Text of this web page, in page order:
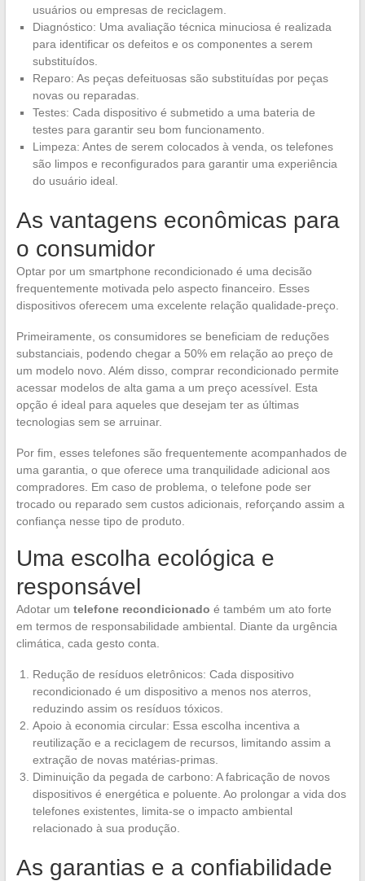
usuários ou empresas de reciclagem.
Diagnóstico: Uma avaliação técnica minuciosa é realizada
para identificar os defeitos e os componentes a serem
substituídos.
Reparo: As peças defeituosas são substituídas por peças
novas ou reparadas.
Testes: Cada dispositivo é submetido a uma bateria de
testes para garantir seu bom funcionamento.
Limpeza: Antes de serem colocados à venda, os telefones
são limpos e reconfigurados para garantir uma experiência
do usuário ideal.
As vantagens econômicas para
o consumidor
Optar por um smartphone recondicionado é uma decisão
frequentemente motivada pelo aspecto financeiro. Esses
dispositivos oferecem uma excelente relação qualidade-preço.
Primeiramente, os consumidores se beneficiam de reduções
substanciais, podendo chegar a 50% em relação ao preço de
um modelo novo. Além disso, comprar recondicionado permite
acessar modelos de alta gama a um preço acessível. Esta
opção é ideal para aqueles que desejam ter as últimas
tecnologias sem se arruinar.
Por fim, esses telefones são frequentemente acompanhados de
uma garantia, o que oferece uma tranquilidade adicional aos
compradores. Em caso de problema, o telefone pode ser
trocado ou reparado sem custos adicionais, reforçando assim a
confiança nesse tipo de produto.
Uma escolha ecológica e
responsável
Adotar um telefone recondicionado é também um ato forte
em termos de responsabilidade ambiental. Diante da urgência
climática, cada gesto conta.
Redução de resíduos eletrônicos: Cada dispositivo
recondicionado é um dispositivo a menos nos aterros,
reduzindo assim os resíduos tóxicos.
Apoio à economia circular: Essa escolha incentiva a
reutilização e a reciclagem de recursos, limitando assim a
extração de novas matérias-primas.
Diminuição da pegada de carbono: A fabricação de novos
dispositivos é energética e poluente. Ao prolongar a vida dos
telefones existentes, limita-se o impacto ambiental
relacionado à sua produção.
As garantias e a confiabilidade